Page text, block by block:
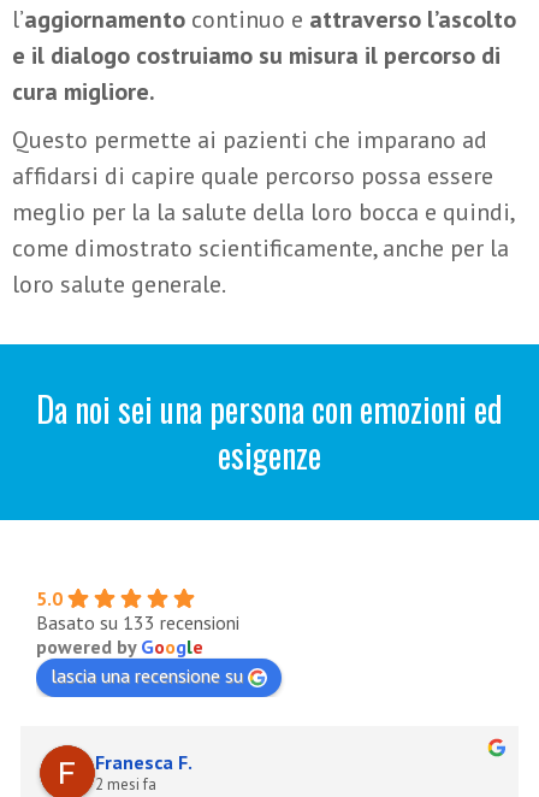
l’aggiornamento continuo e attraverso l’ascolto
e il dialogo costruiamo su misura il percorso di
cura migliore.
Questo permette ai pazienti che imparano ad
affidarsi di capire quale percorso possa essere
meglio per la la salute della loro bocca e quindi,
come dimostrato scientificamente, anche per la
loro salute generale.
Da noi sei una persona con emozioni ed
esigenze
5.0
Basato su 133 recensioni
powered by Google
lascia una recensione su
Franesca F.
2 mesi fa